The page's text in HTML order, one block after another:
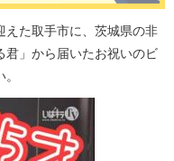
た取手市に、茨城県の非
君」から届いたお祝いのビ